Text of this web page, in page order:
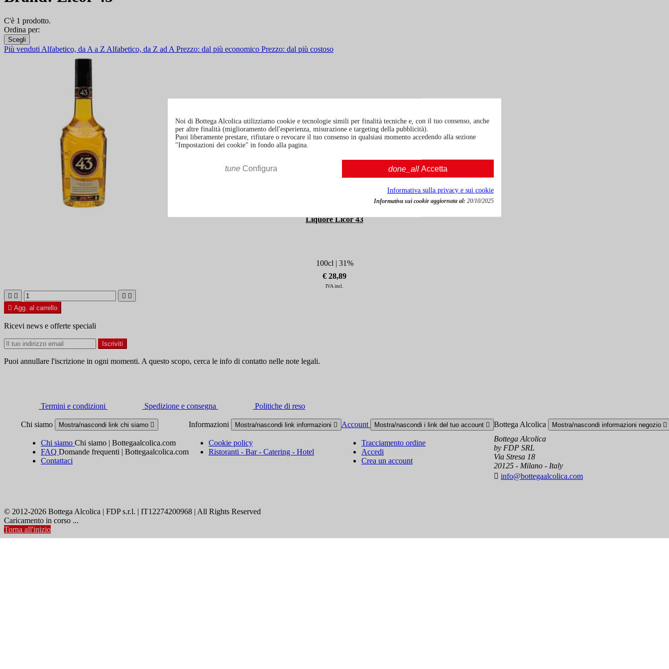
C'è 1 prodotto.
Ordina per:
Scegli
Più venduti Alfabetico, da A a Z Alfabetico, da Z ad A Prezzo: dal più economico Prezzo: dal più costoso
Liquore Licor 43
100cl | 31%
€ 28,89
IVA incl.
   
 Agg. al carrello
Ricevi news e offerte speciali
Puoi annullare l'iscrizione in ogni momenti. A questo scopo, cerca le info di contatto nelle note legali.
Termini e condizioni Spedizione e consegna Politiche di reso
Chi siamo Mostra/nascondi link chi siamo 
Chi siamo Chi siamo | Bottegaalcolica.com
FAQ Domande frequenti | Bottegaalcolica.com
Contattaci
Informazioni Mostra/nascondi link informazioni 
Cookie policy
Ristoranti - Bar - Catering - Hotel
Account Mostra/nascondi i link del tuo account 
Tracciamento ordine
Accedi
Crea un account
Bottega Alcolica Mostra/nascondi informazioni negozio 
Bottega Alcolica
by FDP SRL
Via Stresa 18
20125 - Milano - Italy
 info@bottegaalcolica.com
© 2012-2026 Bottega Alcolica | FDP s.r.l. | IT12274200968 | All Rights Reserved
Caricamento in corso ...
Torna all'inizio
Noi di Bottega Alcolica utilizziamo cookie e tecnologie simili per finalità tecniche e, con il tuo consenso, anche
per altre finalità (miglioramento dell'esperienza, misurazione e targeting della pubblicità).
Puoi liberamente prestare, rifiutare o revocare il tuo consenso in qualsiasi momento accedendo alla sezione
"Impostazioni dei cookie" in fondo alla pagina.
tune Configura done_all Accetta
Informativa sulla privacy e sui cookie
Informativa sui cookie aggiornata al: 20/10/2025